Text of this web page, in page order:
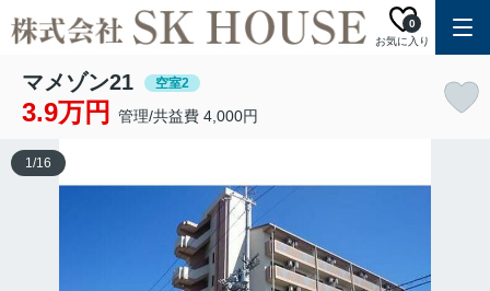
お気に入り
0
マメゾン21 空室2
3.9万円 管理/共益費 4,000円
1/16